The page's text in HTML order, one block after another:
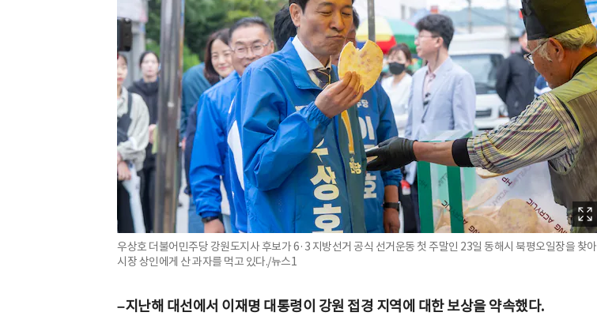
우상호 더불어민주당 강원도지사 후보가 6·3 지방선거 공식 선거운동 첫 주말인 23일 동해시 북평오일장을 찾아
시장 상인에게 산 과자를 먹고 있다./뉴스1
–지난해 대선에서 이재명 대통령이 강원 접경 지역에 대한 보상을 약속했다.